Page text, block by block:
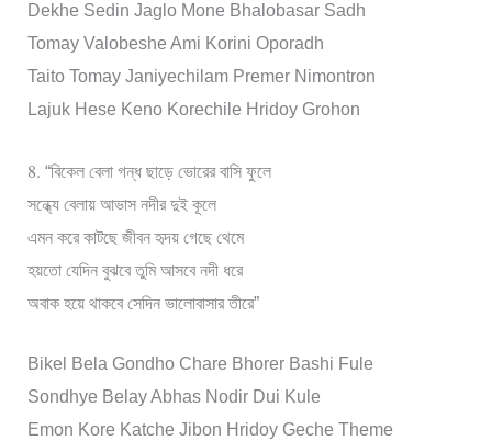
Dekhe Sedin Jaglo Mone Bhalobasar Sadh
Tomay Valobeshe Ami Korini Oporadh
Taito Tomay Janiyechilam Premer Nimontron
Lajuk Hese Keno Korechile Hridoy Grohon
8. “বিকেল বেলা গন্ধ ছাড়ে ভোরের বাসি ফুলে
সন্ধ্যে বেলায় আভাস নদীর দুই কূলে
এমন করে কাটছে জীবন হৃদয় গেছে থেমে
হয়তো যেদিন বুঝবে তুমি আসবে নদী ধরে
অবাক হয়ে থাকবে সেদিন ভালোবাসার তীরে”
Bikel Bela Gondho Chare Bhorer Bashi Fule
Sondhye Belay Abhas Nodir Dui Kule
Emon Kore Katche Jibon Hridoy Geche Theme